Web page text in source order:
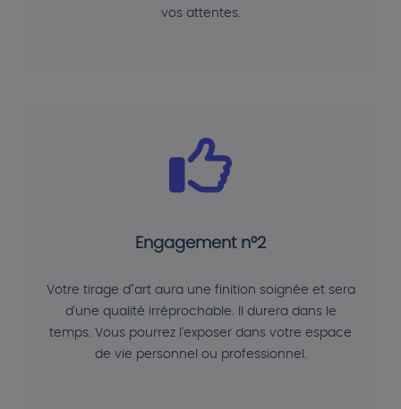
vos attentes.
Engagement n°2
Votre tirage d"art aura une finition soignée et sera
d'une qualité irréprochable. Il durera dans le
temps. Vous pourrez l'exposer dans votre espace
de vie personnel ou professionnel.